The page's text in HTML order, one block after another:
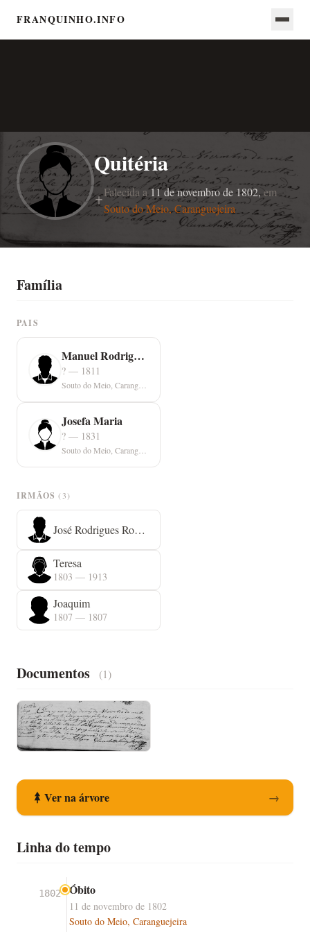
FRANQUINHO.INFO
Quitéria
Falecida a11 de novembro de 1802, em
Souto do Meio, Caranguejeira
Família
PAIS
Manuel Rodrigues Romeiro
? — 1811
Josefa Maria
? — 1831
IRMÃOS(3)
José Rodrigues Romeiro
Teresa
1803 — 1913
Joaquim
1807 — 1807
Documentos (1)
Ver na árvore →
Linha do tempo
1802 Óbito
11 de novembro de 1802
Souto do Meio, Caranguejeira